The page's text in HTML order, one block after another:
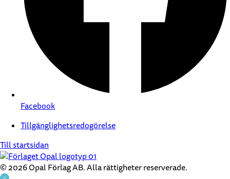
Facebook
Tillgänglighetsredogörelse
Till startsidan
© 2026 Opal Förlag AB. Alla rättigheter reserverade.